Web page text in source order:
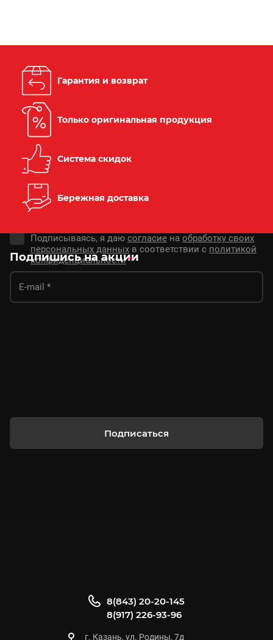
Гарантия и возврат
Только оригинальная продукция
Система скидок
Бережная доставка
Подпишись на акции
Подписываясь, я даю согласие на обработку своих
персональных данных в соответствии с политикой
конфиденциальности *
Подписаться
8(843) 20-20-145
8(917) 226-93-96
г. Казань, ул. Родины, 7д